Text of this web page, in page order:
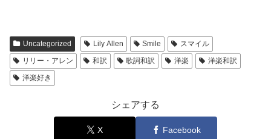
Uncategorized Lily Allen Smile
スマイル
リリー・アレン
和訳 歌詞和訳 洋楽
洋楽和訳
洋楽好き
シェアする
X Facebook